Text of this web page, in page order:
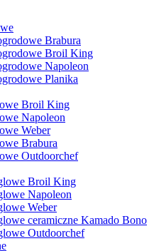
Brabura
Broil King
Napoleon
Planika
Broil King
Napoleon
Weber
Brabura
Outdoorchef
Broil King
Napoleon
Weber
ceramiczne Kamado Bono
Outdoorchef